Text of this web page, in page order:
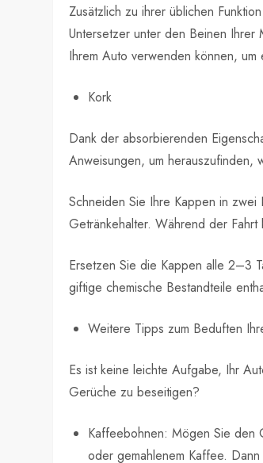
Zusätzlich zu ihrer üblichen
Untersetzer unter den Beinen
Ihrem Auto verwenden können,
Kork
Dank der absorbierenden
Anweisungen, um herauszufinden,
Schneiden Sie Ihre Kappen in
Getränkehalter. Während der
Ersetzen Sie die Kappen alle 2–3
giftige chemische Bestandteile
Weitere Tipps zum Beduften
Es ist keine leichte Aufgabe, Ihr
Gerüche zu beseitigen?
Kaffeebohnen: Mögen Sie den
oder gemahlenem Kaffee.